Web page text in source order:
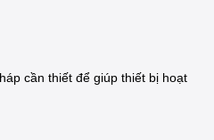
cần thiết để giúp thiết bị hoạt